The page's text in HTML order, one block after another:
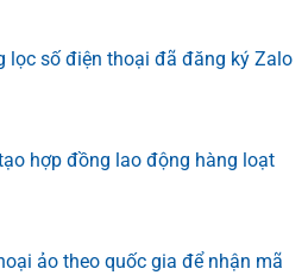
lọc số điện thoại đã đăng ký Zalo
hợp đồng lao động hàng loạt
ảo theo quốc gia để nhận mã